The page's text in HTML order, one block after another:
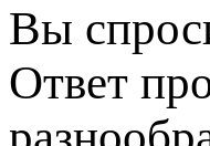
Вы
Ответ